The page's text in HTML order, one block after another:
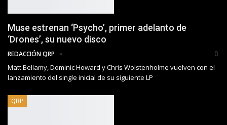
Muse estrenan ‘Psycho’, primer adelanto de
‘Drones’, su nuevo disco
REDACCIÓN QRP
Matt Bellamy, Dominic Howard y Chris Wolstenholme vuelven con el
lanzamiento del single inicial de su siguiente LP
QRP